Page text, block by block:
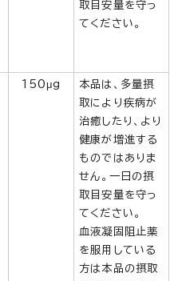
取目安量を守っ
てください。
150μg
本品は、多量摂
取により疾病が
治癒したり、より
健康が増進する
ものではありま
せん。一日の摂
取目安量を守っ
てください。
血液凝固阻止薬
を服用している
方は本品の摂取